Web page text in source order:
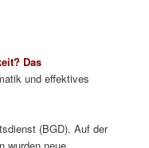
Das
und effektives
(BGD). Auf der